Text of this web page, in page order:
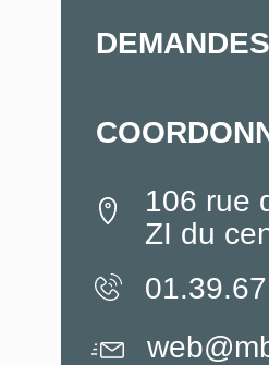
106 rue
ZI du